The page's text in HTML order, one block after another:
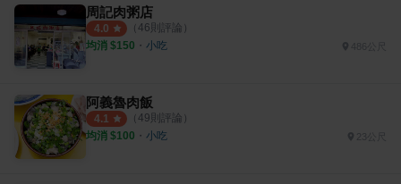
周記肉粥店
4.0 （ 46則評論）
均消 $150 ・ 小吃 486公尺
阿義魯肉飯
4.1 （ 49則評論）
均消 $100 ・ 小吃